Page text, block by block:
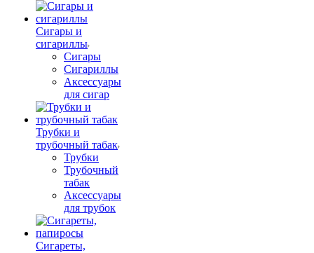
Сигары и
сигариллы
Сигары
Сигариллы
Аксессуары
для сигар
Трубки и
трубочный табак
Трубки
Трубочный
табак
Аксессуары
для трубок
Сигареты,